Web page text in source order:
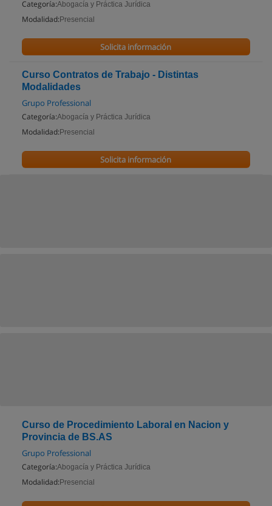
Categoría:Abogacía y Práctica Jurídica
Modalidad: Presencial
Solicita información
Curso Contratos de Trabajo - Distintas
Modalidades
Grupo Professional
Categoría:Abogacía y Práctica Jurídica
Modalidad: Presencial
Solicita información
Curso de Procedimiento Laboral en Nacion y
Provincia de BS.AS
Grupo Professional
Categoría:Abogacía y Práctica Jurídica
Modalidad: Presencial